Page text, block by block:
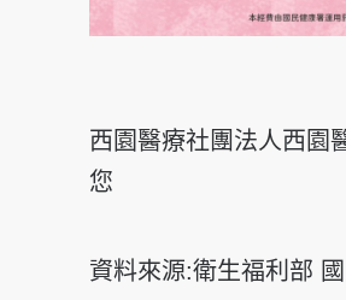
西園醫療社團法人西園
您
資料來源:衛生福利部